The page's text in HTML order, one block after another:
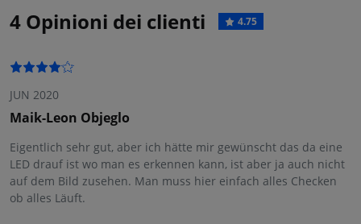
4 Opinioni dei clienti 4.75
JUN 2020
Maik-Leon Objeglo
Eigentlich sehr gut, aber ich hätte mir gewünscht das da eine
LED drauf ist wo man es erkennen kann, ist aber ja auch nicht
auf dem Bild zusehen. Man muss hier einfach alles Checken
ob alles Läuft.